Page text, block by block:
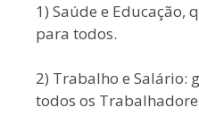
1) Saúde e
para todos.
2) Trabalho e Salário:
todos os